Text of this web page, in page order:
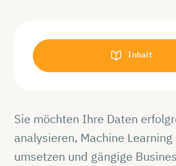
Inhalt
Sie möchten Ihre Daten
analysieren, Machine
umsetzen und gängige